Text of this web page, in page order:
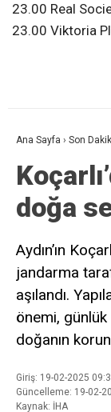
23.00 Real
23.00 Viktoria
Ana Sayfa › Son
doğa
Aydın’ın
jandarma
aşılandı.
önemi,
doğanın
Giriş: 19-02-2025
Güncelleme: 19-02-
Kaynak: İHA